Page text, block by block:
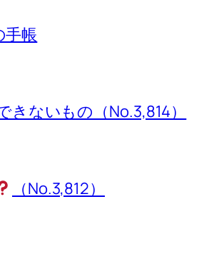
手帳
ないもの（No.3,814）
（No.3,812）